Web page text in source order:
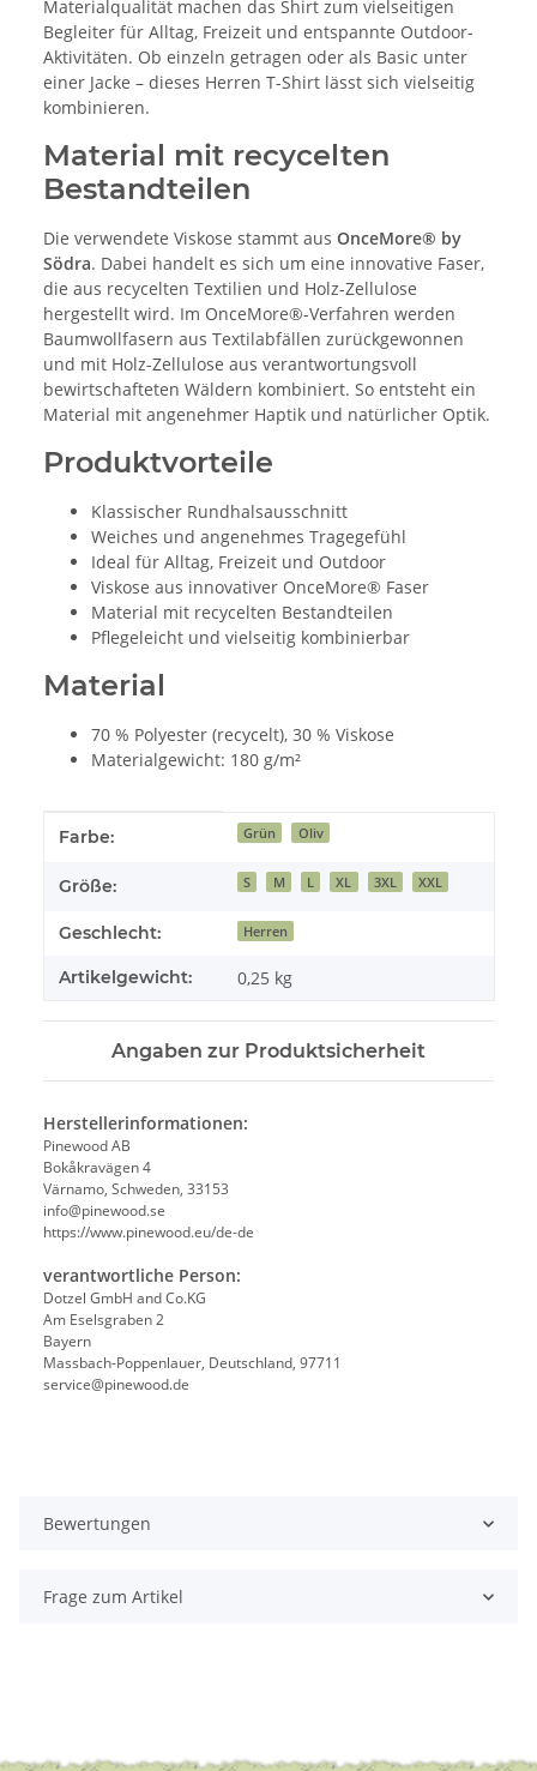
Materialqualität machen das Shirt zum vielseitigen
Begleiter für Alltag, Freizeit und entspannte Outdoor-
Aktivitäten. Ob einzeln getragen oder als Basic unter
einer Jacke – dieses Herren T-Shirt lässt sich vielseitig
kombinieren.
Material mit recycelten
Bestandteilen
Die verwendete Viskose stammt aus OnceMore® by
Södra. Dabei handelt es sich um eine innovative Faser,
die aus recycelten Textilien und Holz-Zellulose
hergestellt wird. Im OnceMore®-Verfahren werden
Baumwollfasern aus Textilabfällen zurückgewonnen
und mit Holz-Zellulose aus verantwortungsvoll
bewirtschafteten Wäldern kombiniert. So entsteht ein
Material mit angenehmer Haptik und natürlicher Optik.
Produktvorteile
Klassischer Rundhalsausschnitt
Weiches und angenehmes Tragegefühl
Ideal für Alltag, Freizeit und Outdoor
Viskose aus innovativer OnceMore® Faser
Material mit recycelten Bestandteilen
Pflegeleicht und vielseitig kombinierbar
Material
70 % Polyester (recycelt), 30 % Viskose
Materialgewicht: 180 g/m²
Produkteigenschaft
Wert
Farbe: Grün Oliv
Größe: S M L XL 3XL XXL
Geschlecht: Herren
Artikelgewicht: 0,25 kg
Angaben zur Produktsicherheit
Herstellerinformationen:
Pinewood AB
Bokåkravägen 4
Värnamo, Schweden, 33153
info@pinewood.se
https://www.pinewood.eu/de-de
verantwortliche Person:
Dotzel GmbH and Co.KG
Am Eselsgraben 2
Bayern
Massbach-Poppenlauer, Deutschland, 97711
service@pinewood.de
Bewertungen
Frage zum Artikel